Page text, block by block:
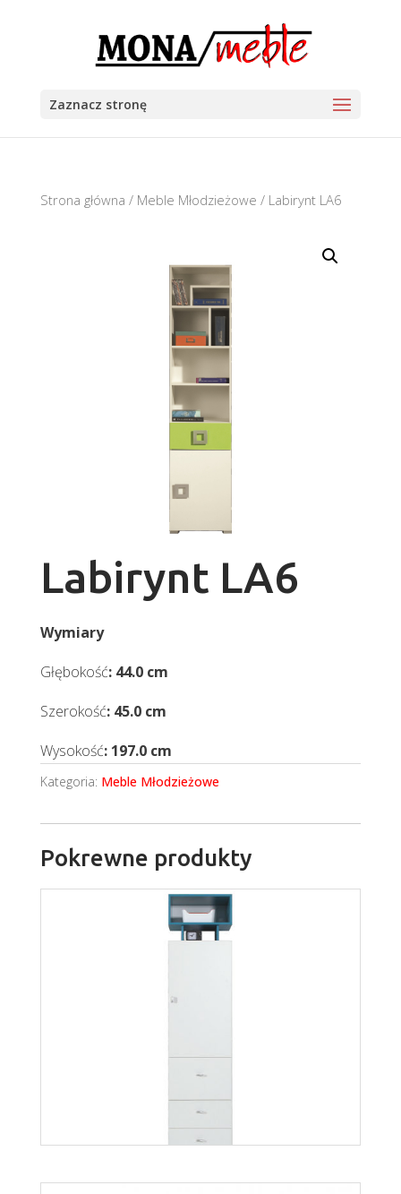
Zaznacz stronę
Strona główna / Meble Młodzieżowe / Labirynt LA6
Labirynt LA6
Wymiary
Głębokość: 44.0 cm
Szerokość: 45.0 cm
Wysokość: 197.0 cm
Kategoria: Meble Młodzieżowe
Pokrewne produkty